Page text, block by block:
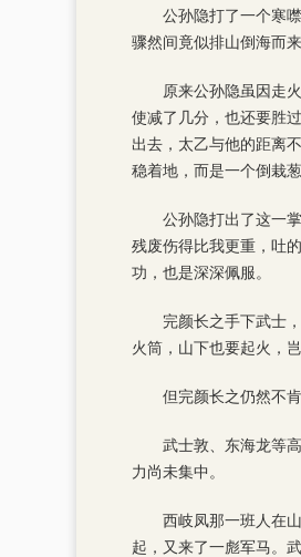
公孙隐打了一个寒
骤然间竟似排山倒海而
原来公孙隐虽因走
使减了几分，也还要胜
出去，太乙与他的距离
稳着地，而是一个倒栽
公孙隐打出了这一
残废伤得比我更重，吐
功，也是深深佩服。
完颜长之手下武士
火筒，山下也要起火，
但完颜长之仍然不
武士敦、东海龙等
力尚未集中。
西岐凤那一班人在
起，又来了一彪军马。